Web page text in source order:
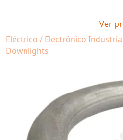
Ver
Eléctrico / Electrónico
Downlights